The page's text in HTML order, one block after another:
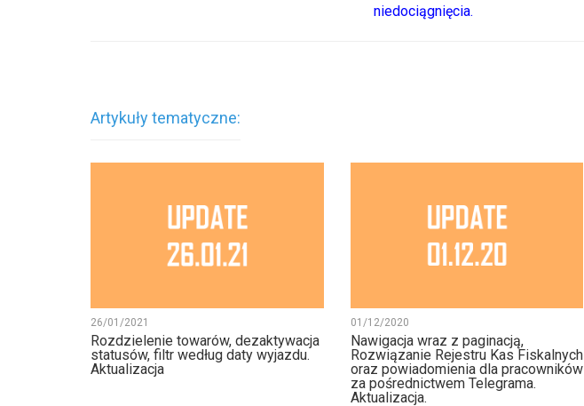
niedociągnięcia.
Artykuły tematyczne:
26/01/2021
Rozdzielenie towarów, dezaktywacja
statusów, filtr według daty wyjazdu.
Aktualizacja
01/12/2020
Nawigacja wraz z paginacją,
Rozwiązanie Rejestru Kas Fiskalnych
oraz powiadomienia dla pracowników
za pośrednictwem Telegrama.
Aktualizacja.